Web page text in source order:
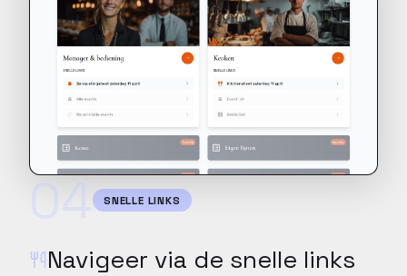
04 SNELLE LINKS
Navigeer via de snelle links